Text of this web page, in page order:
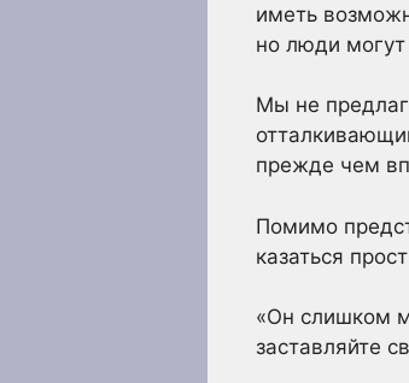
иметь
но люди
Мы не
прежде чем
Помимо
казаться
«Он слишком
заставляйте